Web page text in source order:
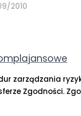
2010
zarządzania
Zgodności.